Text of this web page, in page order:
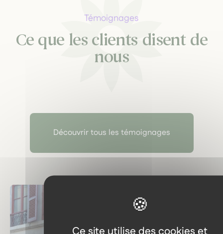
Témoignages
Ce que les clients disent de
nous
Découvrir tous les témoignages